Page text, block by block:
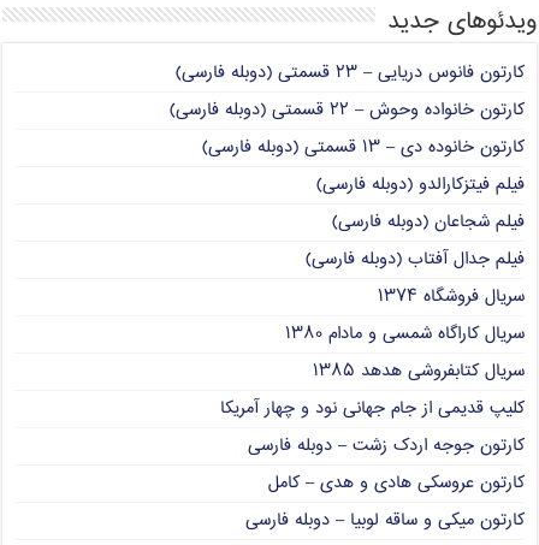
ویدئوهای جدید
کارتون فانوس دریایی – ۲۳ قسمتی (دوبله فارسی)
کارتون خانواده وحوش – ۲۲ قسمتی (دوبله فارسی)
کارتون خانوده دی – ۱۳ قسمتی (دوبله فارسی)
فیلم فیتزکارالدو (دوبله فارسی)
فیلم شجاعان (دوبله فارسی)
فیلم جدال آفتاب (دوبله فارسی)
سریال فروشگاه ۱۳۷۴
سریال کاراگاه شمسی و مادام ۱۳۸۰
سریال کتابفروشی هدهد ۱۳۸۵
کلیپ قدیمی از جام جهانی نود و چهار آمریکا
کارتون جوجه اردک زشت – دوبله فارسی
کارتون عروسکی هادی و هدی – کامل
کارتون میکی و ساقه لوبیا – دوبله فارسی